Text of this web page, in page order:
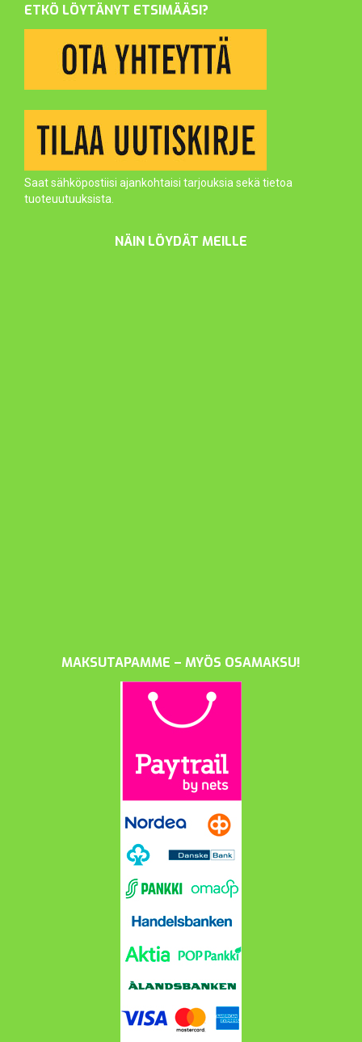
ETKÖ LÖYTÄNYT ETSIMÄÄSI?
Saat sähköpostiisi ajankohtaisi tarjouksia sekä tietoa
tuoteuutuuksista.
NÄIN LÖYDÄT MEILLE
MAKSUTAPAMME – MYÖS OSAMAKSU!